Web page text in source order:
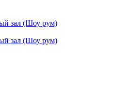
зал (Шоу рум)
зал (Шоу рум)